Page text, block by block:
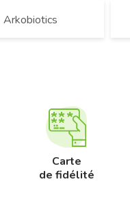
Arkobiotics
Carte
de fidélité